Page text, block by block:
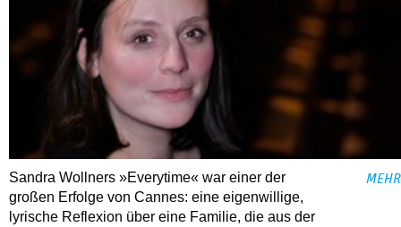
Sandra Wollners »Everytime« war einer der
großen Erfolge von Cannes: eine eigenwillige,
lyrische Reflexion über eine ­Familie, die aus der
MEHR